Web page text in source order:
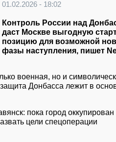
01.02.2026 - 18:02
Контроль России над
даст Москве выгодную
позицию для возможной
фазы наступления, пишет
военная, но и
Донбасса лежит в
пока город оккупирован
цели спецоперации